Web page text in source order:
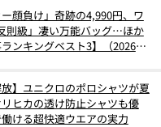
顔負け」奇跡の4,990円、ワ
則級」凄い万能バッグ…ほか
ンキングベスト3】（2026年
放】ユニクロのポロシャツが夏
ヒカの透け防止シャツも優
ける超快適ウエアの実力